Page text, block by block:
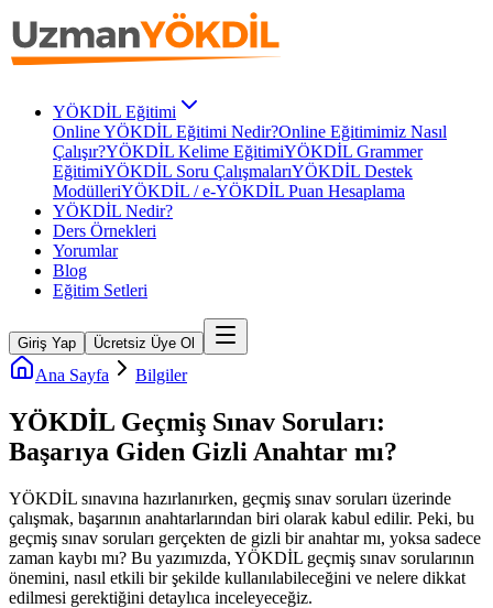
YÖKDİL Eğitimi
Online YÖKDİL Eğitimi Nedir?Online Eğitimimiz Nasıl
Çalışır?YÖKDİL Kelime EğitimiYÖKDİL Grammer
EğitimiYÖKDİL Soru ÇalışmalarıYÖKDİL Destek
ModülleriYÖKDİL / e-YÖKDİL Puan Hesaplama
YÖKDİL Nedir?
Ders Örnekleri
Yorumlar
Blog
Eğitim Setleri
Giriş Yap Ücretsiz Üye Ol
Ana Sayfa Bilgiler
YÖKDİL Geçmiş Sınav Soruları:
Başarıya Giden Gizli Anahtar mı?
YÖKDİL sınavına hazırlanırken, geçmiş sınav soruları üzerinde
çalışmak, başarının anahtarlarından biri olarak kabul edilir. Peki, bu
geçmiş sınav soruları gerçekten de gizli bir anahtar mı, yoksa sadece
zaman kaybı mı? Bu yazımızda, YÖKDİL geçmiş sınav sorularının
önemini, nasıl etkili bir şekilde kullanılabileceğini ve nelere dikkat
edilmesi gerektiğini detaylıca inceleyeceğiz.